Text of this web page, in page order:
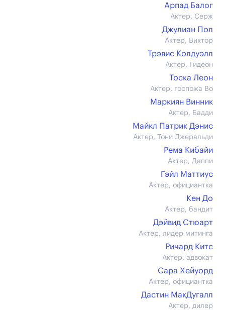
Арпад Балог
Актер, Серж
Джулиан Пол
Актер, Виктор
Трэвис Колдуэлл
Актер, Гидеон
Тоска Леон
Актер, госпожа Во
Маркиян Винник
Актер, Бадди
Майкл Патрик Дэнис
Актер, Тони Джеральди
Рема Кибайи
Актер, Даппи
Гэйл Маттиус
Актер, официантка
Кен До
Актер, бандит
Дэйвид Стюарт
Актер, лидер митинга
Ричард Китс
Актер, адвокат
Сара Хейуорд
Актер, официантка
Дастин МакДугалл
Актер, дилер